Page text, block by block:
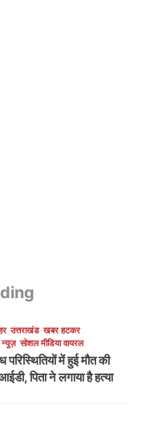
उत्तराखंड खबर हटकर
न्यूज़ सोशल मीडिया वायरल
परिस्थितियों में हुई मौत की
पिता ने लगाया है हत्या